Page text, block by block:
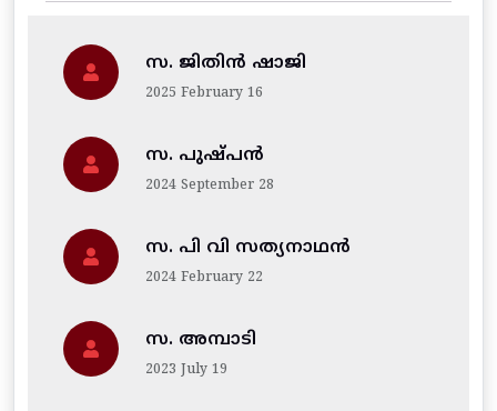
സ. ജിതിന്‍ ഷാജി
2025 February 16
സ. പുഷ്പൻ
2024 September 28
സ. പി വി സത്യനാഥൻ
2024 February 22
സ. അമ്പാടി
2023 July 19